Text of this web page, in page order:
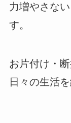
力増やさな
す。
お片付け・
日々の生活